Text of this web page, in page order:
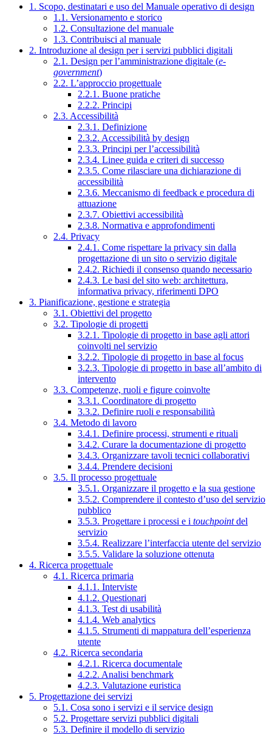
1. Scopo, destinatari e uso del Manuale operativo di design
1.1. Versionamento e storico
1.2. Consultazione del manuale
1.3. Contribuisci al manuale
2. Introduzione al design per i servizi pubblici digitali
2.1. Design per l’amministrazione digitale (e-
government)
2.2. L’approccio progettuale
2.2.1. Buone pratiche
2.2.2. Principi
2.3. Accessibilità
2.3.1. Definizione
2.3.2. Accessibilità by design
2.3.3. Principi per l’accessibilità
2.3.4. Linee guida e criteri di successo
2.3.5. Come rilasciare una dichiarazione di
accessibilità
2.3.6. Meccanismo di feedback e procedura di
attuazione
2.3.7. Obiettivi accessibilità
2.3.8. Normativa e approfondimenti
2.4. Privacy
2.4.1. Come rispettare la privacy sin dalla
progettazione di un sito o servizio digitale
2.4.2. Richiedi il consenso quando necessario
2.4.3. Le basi del sito web: architettura,
informativa privacy, riferimenti DPO
3. Pianificazione, gestione e strategia
3.1. Obiettivi del progetto
3.2. Tipologie di progetti
3.2.1. Tipologie di progetto in base agli attori
coinvolti nel servizio
3.2.2. Tipologie di progetto in base al focus
3.2.3. Tipologie di progetto in base all’ambito di
intervento
3.3. Competenze, ruoli e figure coinvolte
3.3.1. Coordinatore di progetto
3.3.2. Definire ruoli e responsabilità
3.4. Metodo di lavoro
3.4.1. Definire processi, strumenti e rituali
3.4.2. Curare la documentazione di progetto
3.4.3. Organizzare tavoli tecnici collaborativi
3.4.4. Prendere decisioni
3.5. Il processo progettuale
3.5.1. Organizzare il progetto e la sua gestione
3.5.2. Comprendere il contesto d’uso del servizio
pubblico
3.5.3. Progettare i processi e i touchpointdel
servizio
3.5.4. Realizzare l’interfaccia utente del servizio
3.5.5. Validare la soluzione ottenuta
4. Ricerca progettuale
4.1. Ricerca primaria
4.1.1. Interviste
4.1.2. Questionari
4.1.3. Test di usabilità
4.1.4. Web analytics
4.1.5. Strumenti di mappatura dell’esperienza
utente
4.2. Ricerca secondaria
4.2.1. Ricerca documentale
4.2.2. Analisi benchmark
4.2.3. Valutazione euristica
5. Progettazione dei servizi
5.1. Cosa sono i servizi e il service design
5.2. Progettare servizi pubblici digitali
5.3. Definire il modello di servizio